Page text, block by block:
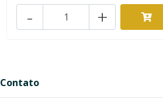
+
-
Contato